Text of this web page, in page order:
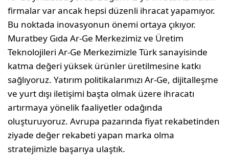
firmalar var ancak hepsi düzenli ihracat yapamıyor.
Bu noktada inovasyonun öne­mi ortaya çıkıyor.
Muratbey Gıda Ar-Ge Merkezi­miz ve Üretim
Teknolojileri Ar-Ge Merkezimizle Türk sanayisinde
katma değeri yüksek ürünler üretilmesine katkı
sağlıyoruz. Yatırım politikaları­mızı Ar-Ge, dijitalleşme
ve yurt dışı iletişimi başta olmak üzere ihracatı
artırmaya yönelik faaliyetler odağında
oluşturuyoruz. Avrupa pazarında fiyat rekabetinden
ziyade değer rekabeti yapan marka olma
stratejimizle başarıya ulaştık.